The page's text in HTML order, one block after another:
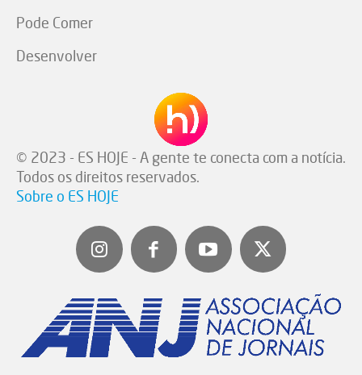
Pode Comer
Desenvolver
© 2023 - ES HOJE - A gente te conecta com a notícia.
Todos os direitos reservados.
Sobre o ES HOJE